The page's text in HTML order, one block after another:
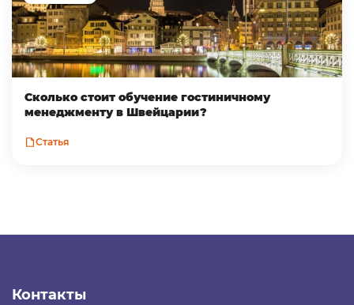
Сколько стоит обучение гостиничному
менеджменту в Швейцарии?
Статья
Контакты